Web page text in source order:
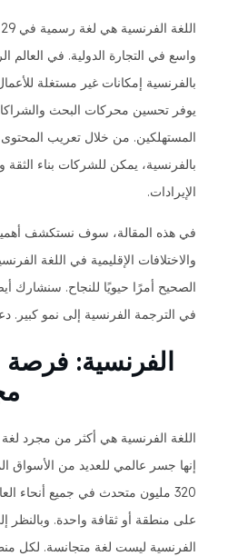
واسع في التجارة الدولية. في العالم
بالفرنسية إمكانات غير مستغلة
يوفر تحسين محركات البحث
المستهلكين. من خلال تعريب
بالفرنسية، يمكن للشركات بناء الثقة
الإيرادات.
في هذه المقالة، سوف نستكشف
والاختلافات الإقليمية في اللغة
في الترجمة الفرنسية إلى نمو كبير.
الفرنسية:
اللغة الفرنسية هي أكثر من مجرد
إنها جسر عالمي للعديد من الأسواق
320 مليون متحدث في جميع أنحاء
على منطقة أو ثقافة واحدة. وبالنظر
الفرنسية ليست لغة متجانسة. لكل